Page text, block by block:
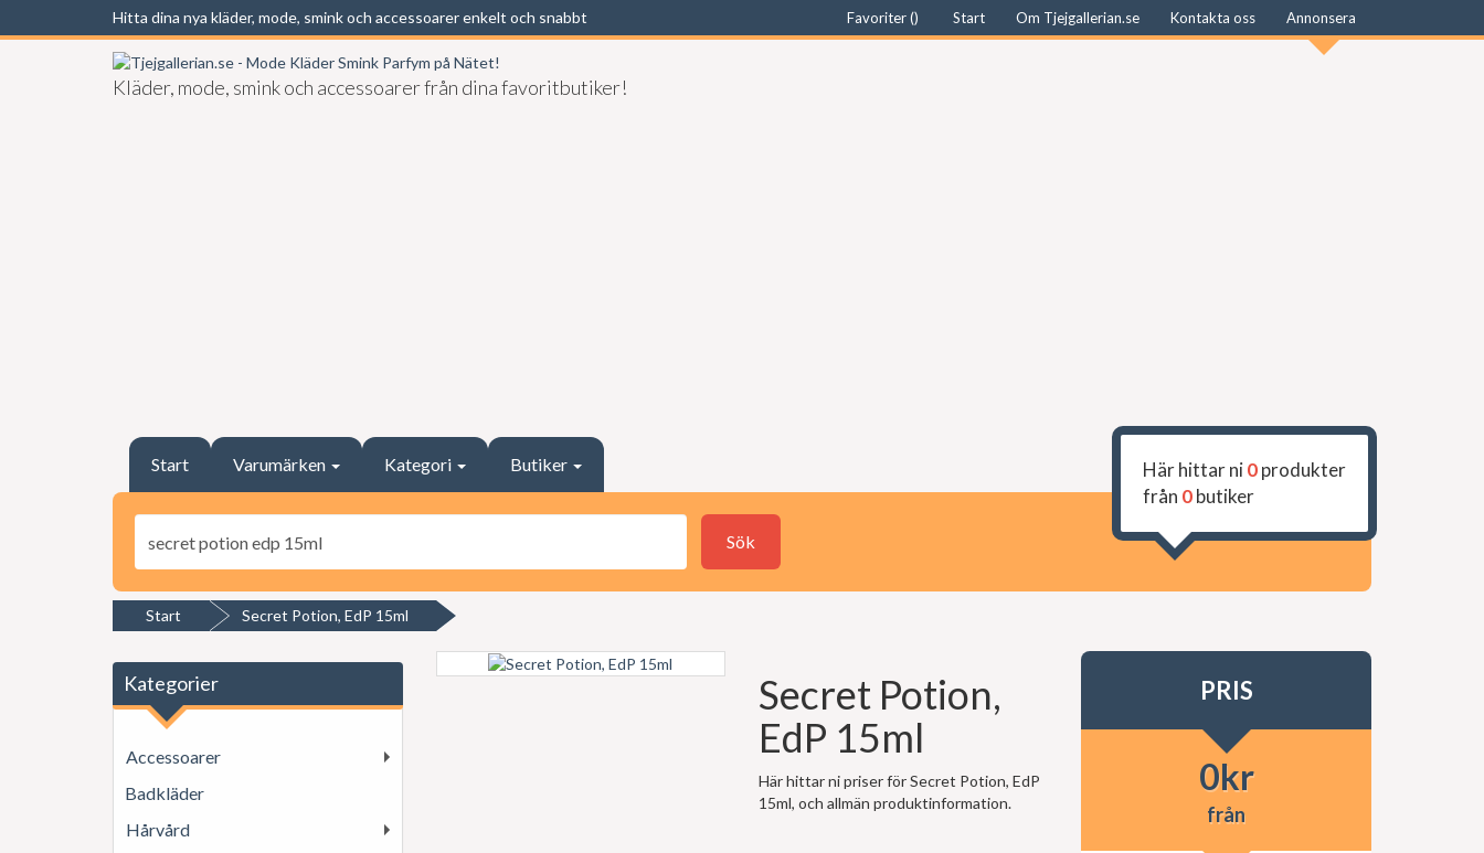
Hitta dina nya kläder, mode, smink och accessoarer enkelt och snabbt Favoriter () Start Om Tjejgallerian.se Kontakta oss Annonsera
Kläder, mode, smink och accessoarer från dina favoritbutiker!
Start Varumärken Kategori Butiker
Sök
Här hittar ni0produkter
från 0butiker
Start Secret Potion, EdP 15ml
Kategorier
Accessoarer
Badkläder
Hårvård
Secret Potion,
EdP 15ml
Här hittar ni priser för Secret Potion, EdP
15ml, och allmän produktinformation.
PRIS
0kr
från